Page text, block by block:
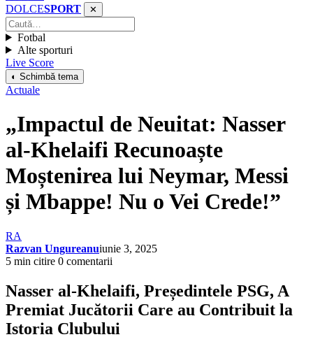
DOLCESPORT ✕
Fotbal
Alte sporturi
Live Score
◐ Schimbă tema
Actuale
„Impactul de Neuitat: Nasser
al-Khelaifi Recunoaște
Moștenirea lui Neymar, Messi
și Mbappe! Nu o Vei Crede!”
RA
Razvan Ungureanuiunie 3, 2025
5 min citire 0 comentarii
Nasser al-Khelaifi, Președintele PSG, A
Premiat Jucătorii Care au Contribuit la
Istoria Clubului